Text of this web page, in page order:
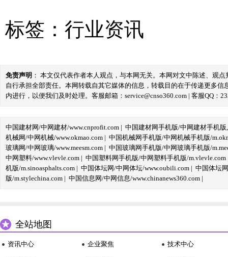
标签： 行业资讯
免责声明 ： 本文仅代表作者本人观点，与本网无关。本网对文中陈述、观
自行承担全部责任。本网转载自其它媒体的信息，转载目的在于传递更多
内进行，以便我们及时处理。客服邮箱：service@cnso360.com | 客服QQ：
中国建材网/中网建材/www.cnprofit.com | 中国建材网手机版/中网建材手机版
机械网/中网机械/www.okmao.com | 中国机械网手机版/中网机械手机版/
玻璃网/中网玻璃/www.meesm.com | 中国玻璃网手机版/中网玻璃手机版/
中网塑料/www.vlevle.com | 中国塑料网手机版/中网塑料手机版/m.vlevle.com
机版/m.sinoasphalts.com | 中国体坛网/中网体坛/www.oubili.com | 中国体坛
版/m.stylechina.com | 中国信息网/中网信息/www.chinanews360.com |
全站地图
资讯中心 企业聚焦 技术中心